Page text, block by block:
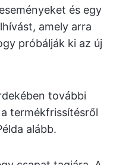
és egy
amely arra
próbálják ki az új
további
termékfrissítésről
alább.